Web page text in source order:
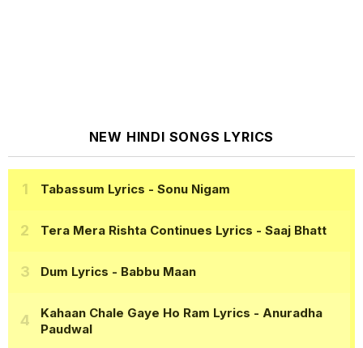
NEW HINDI SONGS LYRICS
Tabassum Lyrics - Sonu Nigam
Tera Mera Rishta Continues Lyrics - Saaj Bhatt
Dum Lyrics - Babbu Maan
Kahaan Chale Gaye Ho Ram Lyrics - Anuradha
Paudwal